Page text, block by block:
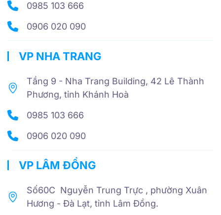
0985 103 666
0906 020 090
VP NHA TRANG
Tầng 9 - Nha Trang Building, 42 Lê Thành
Phương, tỉnh Khánh Hoà
0985 103 666
0906 020 090
VP LÂM ĐỒNG
Số60C Nguyễn Trung Trực , phường Xuân
Hương - Đà Lạt, tỉnh Lâm Đồng.